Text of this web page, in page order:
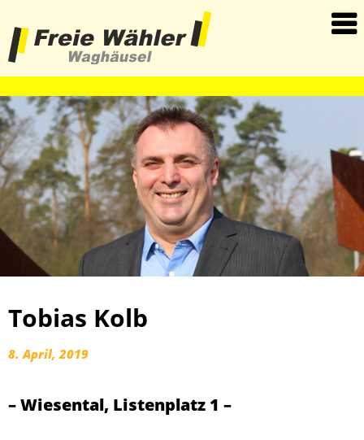
Tobias Kolb
8. April, 2019
– Wiesental, Listenplatz 1 –